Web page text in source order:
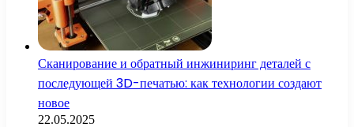
Сканирование и обратный инжиниринг деталей с
последующей 3D-печатью: как технологии создают
новое
22.05.2025